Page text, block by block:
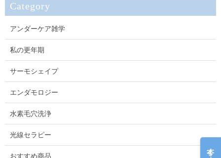
Category
アンダーケア雑学
私の更年期
サーモシェイプ
エンダモロジー
水素毛穴洗浄
光線セラピー
おすすめ商品 今すぐ予約